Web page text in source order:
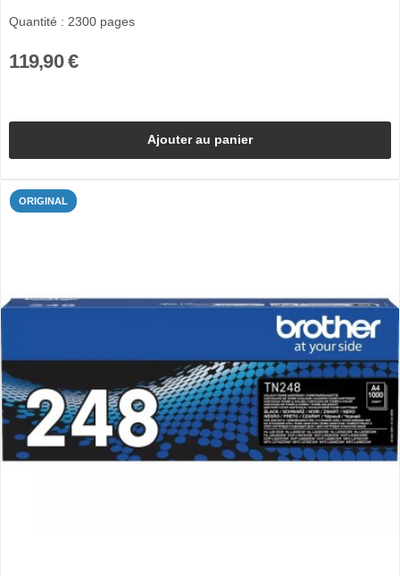
Quantité : 2300 pages
119,90 €
Ajouter au panier
ORIGINAL